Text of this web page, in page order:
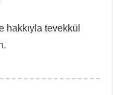
tevekkül